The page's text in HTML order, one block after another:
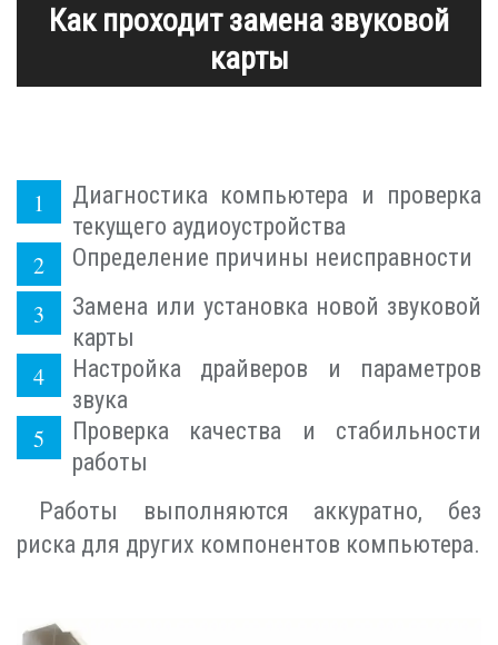
Как проходит замена звуковой
карты
Диагностика компьютера и проверка
текущего аудиоустройства
Определение причины неисправности
Замена или установка новой звуковой
карты
Настройка драйверов и параметров
звука
Проверка качества и стабильности
работы
Работы выполняются аккуратно, без
риска для других компонентов компьютера.